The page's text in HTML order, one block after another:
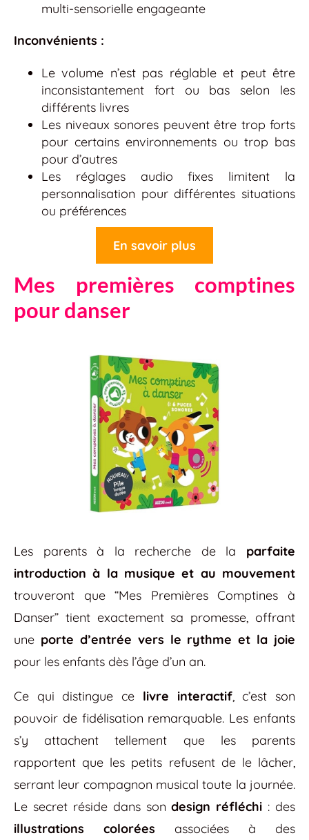
multi-sensorielle engageante
Inconvénients :
Le volume n’est pas réglable et peut être
inconsistantement fort ou bas selon les
différents livres
Les niveaux sonores peuvent être trop forts
pour certains environnements ou trop bas
pour d’autres
Les réglages audio fixes limitent la
personnalisation pour différentes situations
ou préférences
En savoir plus
Mes premières comptines
pour danser
Les parents à la recherche de la parfaite
introduction à la musique et au mouvement
trouveront que “Mes Premières Comptines à
Danser” tient exactement sa promesse, offrant
une porte d’entrée vers le rythme et la joie
pour les enfants dès l’âge d’un an.
Ce qui distingue ce livre interactif, c’est son
pouvoir de fidélisation remarquable. Les enfants
s’y attachent tellement que les parents
rapportent que les petits refusent de le lâcher,
serrant leur compagnon musical toute la journée.
Le secret réside dans sondesign réfléchi : des
illustrations colorées associées à des